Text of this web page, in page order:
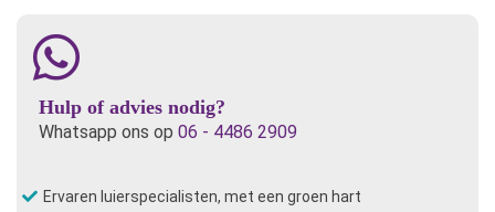
Hulp of advies nodig?
Whatsapp ons op 06 - 4486 2909
Ervaren luierspecialisten, met een groen hart